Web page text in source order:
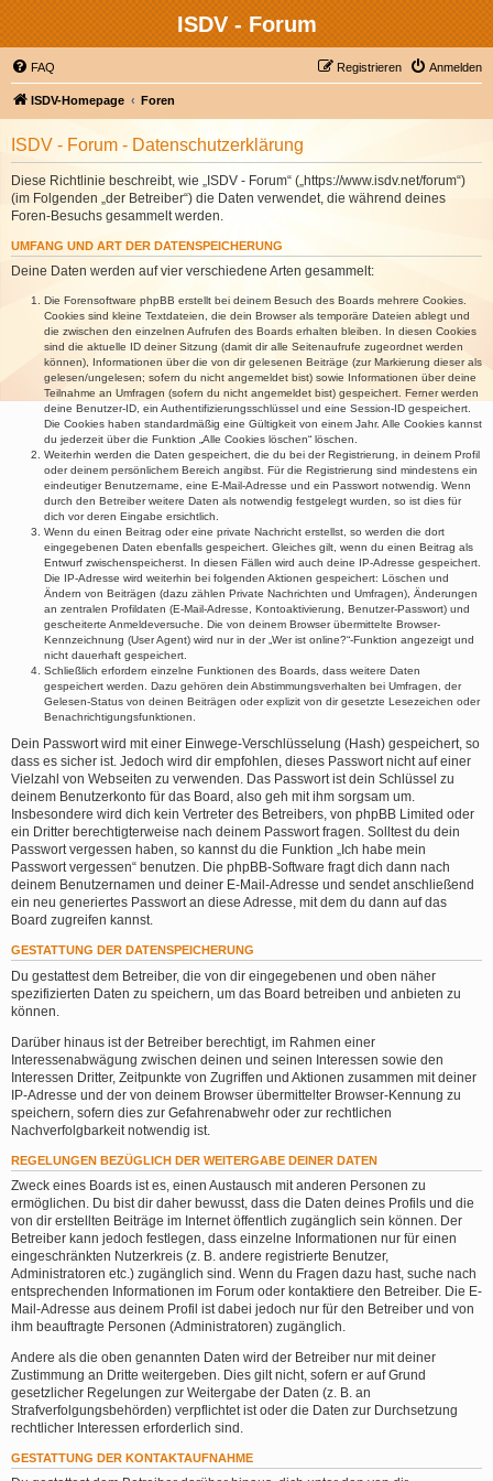
ISDV - Forum
FAQ Anmelden
Registrieren
ISDV-Homepage Foren
ISDV - Forum - Datenschutzerklärung
Diese Richtlinie beschreibt, wie „ISDV - Forum“ („https://www.isdv.net/forum“)
(im Folgenden „der Betreiber“) die Daten verwendet, die während deines
Foren-Besuchs gesammelt werden.
UMFANG UND ART DER DATENSPEICHERUNG
Deine Daten werden auf vier verschiedene Arten gesammelt:
Die Forensoftware phpBB erstellt bei deinem Besuch des Boards mehrere Cookies.
Cookies sind kleine Textdateien, die dein Browser als temporäre Dateien ablegt und
die zwischen den einzelnen Aufrufen des Boards erhalten bleiben. In diesen Cookies
sind die aktuelle ID deiner Sitzung (damit dir alle Seitenaufrufe zugeordnet werden
können), Informationen über die von dir gelesenen Beiträge (zur Markierung dieser als
gelesen/ungelesen; sofern du nicht angemeldet bist) sowie Informationen über deine
Teilnahme an Umfragen (sofern du nicht angemeldet bist) gespeichert. Ferner werden
deine Benutzer-ID, ein Authentifizierungsschlüssel und eine Session-ID gespeichert.
Die Cookies haben standardmäßig eine Gültigkeit von einem Jahr. Alle Cookies kannst
du jederzeit über die Funktion „Alle Cookies löschen“ löschen.
Weiterhin werden die Daten gespeichert, die du bei der Registrierung, in deinem Profil
oder deinem persönlichem Bereich angibst. Für die Registrierung sind mindestens ein
eindeutiger Benutzername, eine E-Mail-Adresse und ein Passwort notwendig. Wenn
durch den Betreiber weitere Daten als notwendig festgelegt wurden, so ist dies für
dich vor deren Eingabe ersichtlich.
Wenn du einen Beitrag oder eine private Nachricht erstellst, so werden die dort
eingegebenen Daten ebenfalls gespeichert. Gleiches gilt, wenn du einen Beitrag als
Entwurf zwischenspeicherst. In diesen Fällen wird auch deine IP-Adresse gespeichert.
Die IP-Adresse wird weiterhin bei folgenden Aktionen gespeichert: Löschen und
Ändern von Beiträgen (dazu zählen Private Nachrichten und Umfragen), Änderungen
an zentralen Profildaten (E-Mail-Adresse, Kontoaktivierung, Benutzer-Passwort) und
gescheiterte Anmeldeversuche. Die von deinem Browser übermittelte Browser-
Kennzeichnung (User Agent) wird nur in der „Wer ist online?“-Funktion angezeigt und
nicht dauerhaft gespeichert.
Schließlich erfordern einzelne Funktionen des Boards, dass weitere Daten
gespeichert werden. Dazu gehören dein Abstimmungsverhalten bei Umfragen, der
Gelesen-Status von deinen Beiträgen oder explizit von dir gesetzte Lesezeichen oder
Benachrichtigungsfunktionen.
Dein Passwort wird mit einer Einwege-Verschlüsselung (Hash) gespeichert, so
dass es sicher ist. Jedoch wird dir empfohlen, dieses Passwort nicht auf einer
Vielzahl von Webseiten zu verwenden. Das Passwort ist dein Schlüssel zu
deinem Benutzerkonto für das Board, also geh mit ihm sorgsam um.
Insbesondere wird dich kein Vertreter des Betreibers, von phpBB Limited oder
ein Dritter berechtigterweise nach deinem Passwort fragen. Solltest du dein
Passwort vergessen haben, so kannst du die Funktion „Ich habe mein
Passwort vergessen“ benutzen. Die phpBB-Software fragt dich dann nach
deinem Benutzernamen und deiner E-Mail-Adresse und sendet anschließend
ein neu generiertes Passwort an diese Adresse, mit dem du dann auf das
Board zugreifen kannst.
GESTATTUNG DER DATENSPEICHERUNG
Du gestattest dem Betreiber, die von dir eingegebenen und oben näher
spezifizierten Daten zu speichern, um das Board betreiben und anbieten zu
können.
Darüber hinaus ist der Betreiber berechtigt, im Rahmen einer
Interessenabwägung zwischen deinen und seinen Interessen sowie den
Interessen Dritter, Zeitpunkte von Zugriffen und Aktionen zusammen mit deiner
IP-Adresse und der von deinem Browser übermittelter Browser-Kennung zu
speichern, sofern dies zur Gefahrenabwehr oder zur rechtlichen
Nachverfolgbarkeit notwendig ist.
REGELUNGEN BEZÜGLICH DER WEITERGABE DEINER DATEN
Zweck eines Boards ist es, einen Austausch mit anderen Personen zu
ermöglichen. Du bist dir daher bewusst, dass die Daten deines Profils und die
von dir erstellten Beiträge im Internet öffentlich zugänglich sein können. Der
Betreiber kann jedoch festlegen, dass einzelne Informationen nur für einen
eingeschränkten Nutzerkreis (z. B. andere registrierte Benutzer,
Administratoren etc.) zugänglich sind. Wenn du Fragen dazu hast, suche nach
entsprechenden Informationen im Forum oder kontaktiere den Betreiber. Die E-
Mail-Adresse aus deinem Profil ist dabei jedoch nur für den Betreiber und von
ihm beauftragte Personen (Administratoren) zugänglich.
Andere als die oben genannten Daten wird der Betreiber nur mit deiner
Zustimmung an Dritte weitergeben. Dies gilt nicht, sofern er auf Grund
gesetzlicher Regelungen zur Weitergabe der Daten (z. B. an
Strafverfolgungsbehörden) verpflichtet ist oder die Daten zur Durchsetzung
rechtlicher Interessen erforderlich sind.
GESTATTUNG DER KONTAKTAUFNAHME